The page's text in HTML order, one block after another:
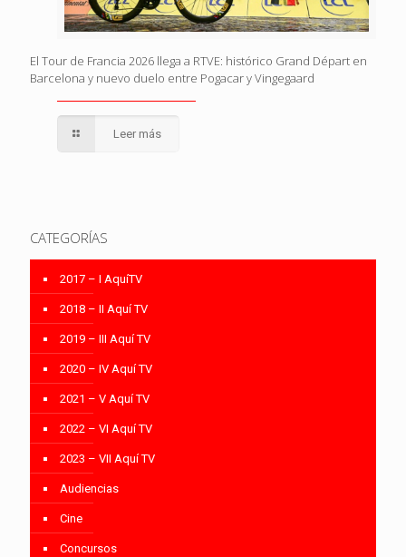
El Tour de Francia 2026 llega a RTVE: histórico Grand Départ en
Barcelona y nuevo duelo entre Pogacar y Vingegaard
Leer más
CATEGORÍAS
2017 – I AquíTV
2018 – II Aquí TV
2019 – III Aquí TV
2020 – IV Aquí TV
2021 – V Aquí TV
2022 – VI Aquí TV
2023 – VII Aquí TV
Audiencias
Cine
Concursos